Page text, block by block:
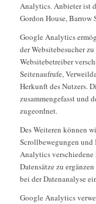
Analytics. Anbieter ist
Gordon House, Barrow
Google Analytics
der Websitebesucher
Websitebetreiber
Seitenaufrufe,
Herkunft des Nutzers.
zusammengefasst und
zugeordnet.
Des Weiteren können
Scrollbewegungen und
Analytics verschiedene
Datensätze zu
bei der Datenanalyse
Google Analytics